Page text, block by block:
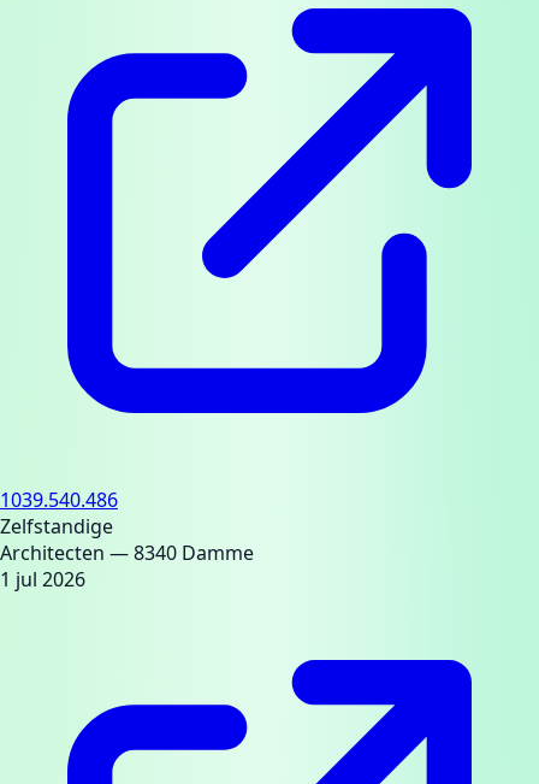
1039.540.486
Zelfstandige
Architecten — 8340 Damme
1 jul 2026